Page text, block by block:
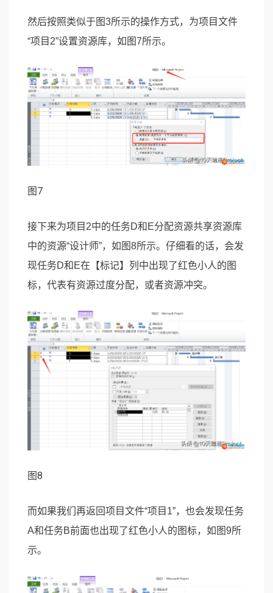
然后按照类似于图3所示的操作方式，为项目文件
“项目2”设置资源库，如图7所示。
图7
接下来为项目2中的任务D和E分配资源共享资源库
中的资源“设计师”，如图8所示。仔细看的话，会发
现任务D和E在【标记】列中出现了红色小人的图
标，代表有资源过度分配，或者资源冲突。
图8
而如果我们再返回项目文件“项目1”，也会发现任务
A和任务B前面也出现了红色小人的图标，如图9所
示。